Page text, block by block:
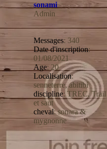
sonami
Admin
Messages: 340
Date d'inscription:
01/08/2021
Age: 20
Localisation:
senneterre, abitibi
discipline:TREC, Trail
et saut
cheval:sonara &
mygnonne